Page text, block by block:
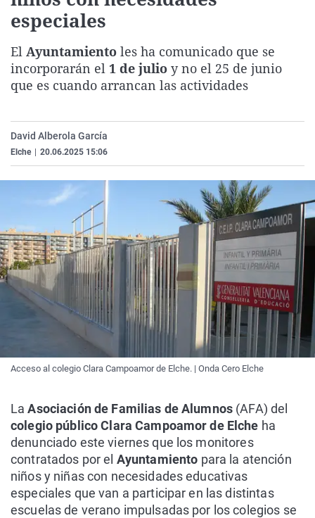
Como el perro y el
Equipo de
Operación Viuda
La Rioja
Navarra
Elecciones
especiales
El Ayuntamiento les ha comunicado que se
incorporarán el 1 de julio y no el 25 de junio
que es cuando arrancan las actividades
David Alberola García
Elche 20.06.2025 15:06
Acceso al colegio Clara Campoamor de Elche. | Onda Cero Elche
LaAsociación de Familias de Alumnos (AFA) del
colegio público Clara Campoamor de Elche ha
denunciado este viernes que los monitores
contratados por el Ayuntamiento para la atención
niños y niñas con necesidades educativas
especiales que van a participar en las distintas
escuelas de verano impulsadas por los colegios se